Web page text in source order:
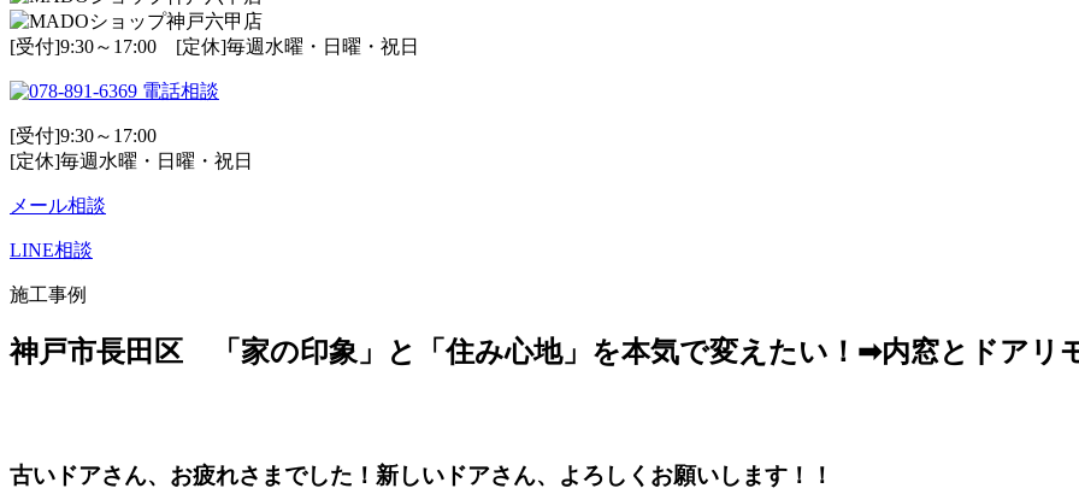
[受付]9:30～17:00 [定休]毎週水曜・日曜・祝日
電話相談
[受付]9:30～17:00
[定休]毎週水曜・日曜・祝日
メール相談
LINE相談
施工事例
神戸市長田区 「家の印象」と「住み心地」を本気で変えたい！➡内窓とドアリ
古いドアさん、お疲れさまでした！新しいドアさん、よろしくお願いします！！